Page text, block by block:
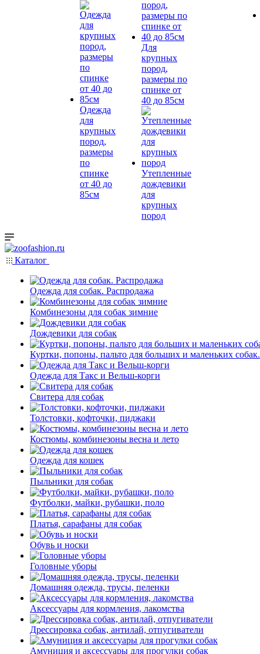
Одежда
для
крупных
пород,
размеры
по
спинке
от 40 до
85см
Для
крупных
пород,
размеры по
спинке от
40 до 85см
Утепленные
дождевики
для
крупных
пород
Каталог
Одежда для собак. Распродажа
Комбинезоны для собак зимние
Дождевики для собак
Куртки, попоны, пальто для больших и маленьких собак.
Одежда для Такс и Вельш-корги
Свитера для собак
Толстовки, кофточки, пиджаки
Костюмы, комбинезоны весна и лето
Одежда для кошек
Пыльники для собак
Футболки, майки, рубашки, поло
Платья, сарафаны для собак
Обувь и носки
Головные уборы
Домашняя одежда, трусы, пеленки
Аксессуары для кормления, лакомства
Дрессировка собак, антилай, отпугиватели
Амуниция и аксессуары для прогулки собак